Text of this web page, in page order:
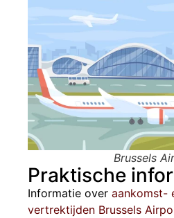
Brussels
Praktische
Informatie over aankomst-
vertrektijden Brussels